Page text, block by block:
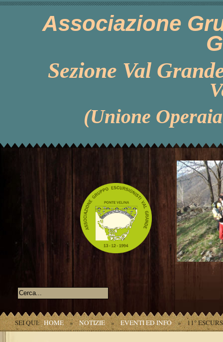
Associazione
Sezione Val
(Unione
SEI QUI: HOME » NOTIZIE » EVENTI ED INFO » 11°